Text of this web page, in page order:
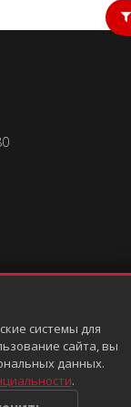
размещённая
системы для
сайта, вы
данных.
.